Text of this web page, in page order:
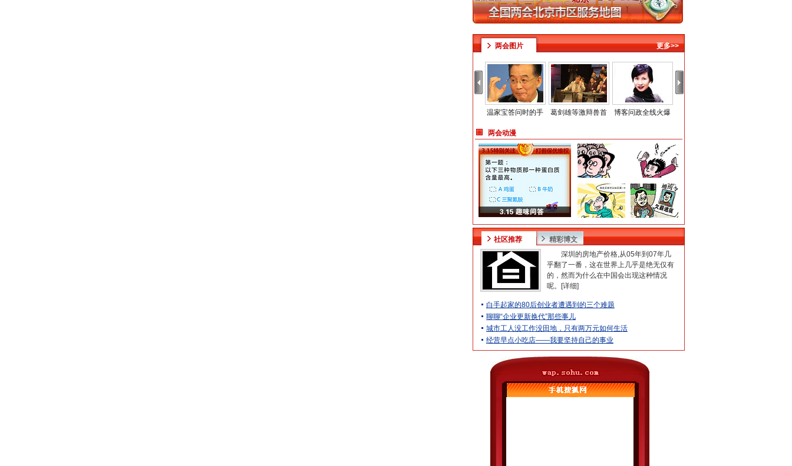
两会图片 更多>>
温家宝答问时的手 葛剑雄等激辩兽首 博客问政全线火爆
两会动漫
社区推荐
精彩博文
深圳的房地产价格,从05年到07年几
乎翻了一番，这在世界上几乎是绝无仅有
的，然而为什么在中国会出现这种情况
呢。[详细]
白手起家的80后创业者遭遇到的三个难题
聊聊“企业更新换代”那些事儿
城市工人没工作没田地，只有两万元如何生活
经营早点小吃店——我要坚持自己的事业